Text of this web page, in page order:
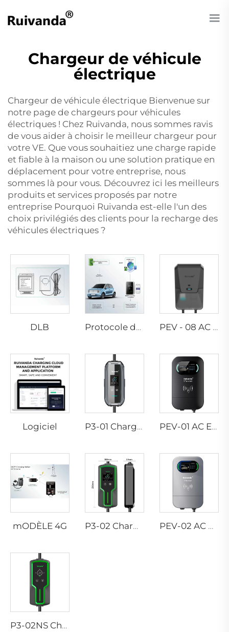
Chargeur de véhicule
électrique
Chargeur de véhicule électrique Bienvenue sur
notre page de chargeurs pour véhicules
électriques ! Chez Ruivanda, nous sommes ravis
de vous aider à choisir le meilleur chargeur pour
votre VE. Que vous souhaitiez une charge rapide
et fiable à la maison ou une solution pratique en
déplacement pour votre entreprise, nous
sommes là pour vous. Découvrez ici les meilleurs
produits et services proposés par notre
entreprise Pourquoi Ruivanda est-elle l'un des
choix privilégiés des clients pour la recharge des
véhicules électriques ?
DLB Protocole de Point de Charge Ouvert PEV - 08 AC EV WALLBOX
Logiciel P3-01 Chargeur EV portable PEV-01 AC EV WALLBOX
mODÈLE 4G P3-02 Chargeur EV portable PEV-02 AC EV WALLBOX
P3-02NS Chargeur EV portable